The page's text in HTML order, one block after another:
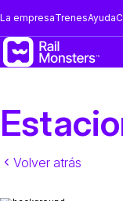
La empresaTrenesAyuda
Volver atrás